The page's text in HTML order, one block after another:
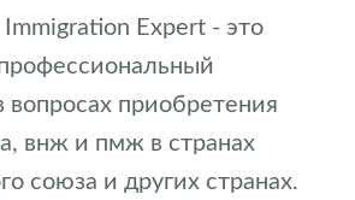
Expert - это
приобретения
внж и пмж в странах
союза и других странах.